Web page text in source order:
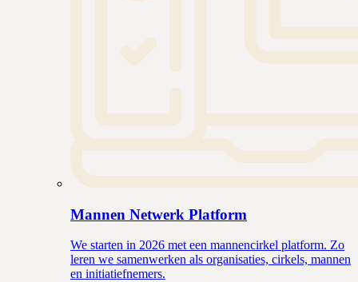
Mannen Netwerk Platform
We starten in 2026 met een mannencirkel platform. Zo
leren we samenwerken als organisaties, cirkels, mannen
en initiatiefnemers.